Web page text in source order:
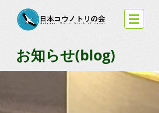
お知らせ(blog)